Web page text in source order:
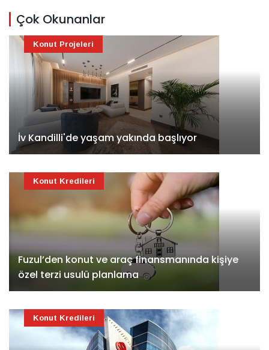
Çok Okunanlar
İv Kandilli'de yaşam yakında başlıyor
Konut Projeleri
Fuzul’den konut ve araç finansmanında kişiye
özel terzi usulü planlama
Konut Kredileri
Konut Kredileri